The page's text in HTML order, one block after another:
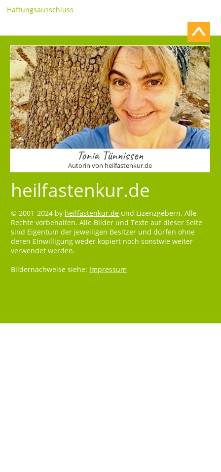
Haftungsausschluss
Tonia Tünnissen
Autorin von heilfastenkur.de
heilfastenkur.de
© 2001-2024 by heilfastenkur.de und Lizenzgebern. Alle
Rechte vorbehalten. Alle Bilder und Texte auf dieser Seite
sind Eigentum der jeweiligen Besitzer und dürfen ohne
deren Einwilligung weder kopiert noch sonstwie weiter
verwendet werden.
Bildernachweise siehe: Impressum